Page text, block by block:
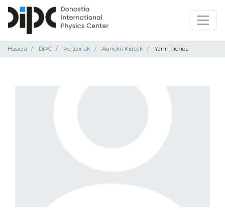
Hasiera DIPC Pertsonak Aurreko Kideak Yann Fichou